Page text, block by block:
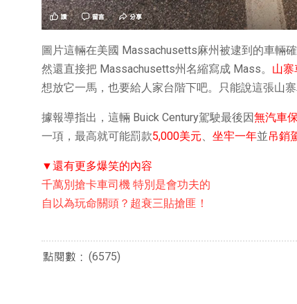
圖片這輛在美國 Massachusetts麻州被逮到的車輛
然還直接把 Massachusetts州名縮寫成 Mass。 山
想放它一馬，也要給人家台階下吧。只能說這張山
據報導指出，這輛 Buick Century駕駛最後因無汽車
一項，最高就可能罰款5,000美元、 坐牢一年並吊銷
▼還有更多爆笑的內容
千萬別搶卡車司機 特別是會功夫的
自以為玩命關頭？超衰三貼搶匪！
(6575)